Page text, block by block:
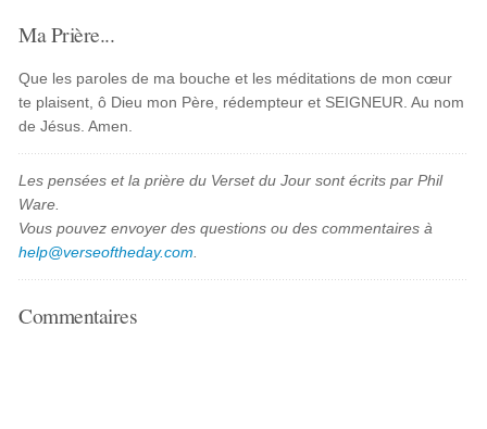
Ma Prière...
Que les paroles de ma bouche et les méditations de mon cœur
te plaisent, ô Dieu mon Père, rédempteur et SEIGNEUR. Au nom
de Jésus. Amen.
Les pensées et la prière du Verset du Jour sont écrits par Phil
Ware.
Vous pouvez envoyer des questions ou des commentaires à
help@verseoftheday.com
Commentaires